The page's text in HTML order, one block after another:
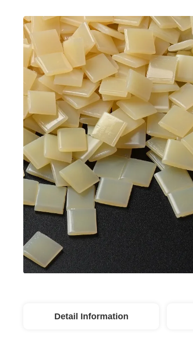
Detail Information